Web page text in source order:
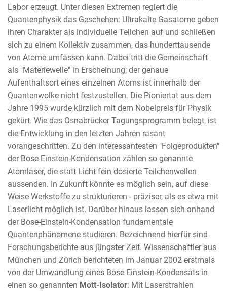
Labor erzeugt. Unter diesen Extremen regiert die
Quantenphysik das Geschehen: Ultrakalte Gasatome geben
ihren Charakter als individuelle Teilchen auf und schließen
sich zu einem Kollektiv zusammen, das hunderttausende
von Atome umfassen kann. Dabei tritt die Gemeinschaft
als "Materiewelle" in Erscheinung; der genaue
Aufenthaltsort eines einzelnen Atoms ist innerhalb der
Quantenwolke nicht festzustellen. Die Pioniertat aus dem
Jahre 1995 wurde kürzlich mit dem Nobelpreis für Physik
gekürt. Wie das Osnabrücker Tagungsprogramm belegt, ist
die Entwicklung in den letzten Jahren rasant
vorangeschritten. Zu den interessantesten "Folgeprodukten"
der Bose-Einstein-Kondensation zählen so genannte
Atomlaser, die statt Licht fein dosierte Teilchenwellen
aussenden. In Zukunft könnte es möglich sein, auf diese
Weise Werkstoffe zu strukturieren - präziser, als es etwa mit
Laserlicht möglich ist. Darüber hinaus lassen sich anhand
der Bose-Einstein-Kondensation fundamentale
Quantenphänomene studieren. Bezeichnend hierfür sind
Forschungsberichte aus jüngster Zeit. Wissenschaftler aus
München und Zürich berichteten im Januar 2002 erstmals
von der Umwandlung eines Bose-Einstein-Kondensats in
einen so genannten Mott-Isolator: Mit Laserstrahlen